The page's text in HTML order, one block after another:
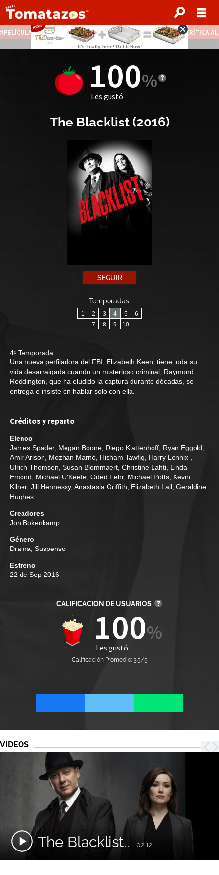
PELÍCULAS STREAMING GRATIS NOTICIAS DESTACADAS CRÍTICA
100
Les gustó
The Blacklist (2016)
SEGUIR
Temporadas:
1 2 3 4 5
6
7
8 9 10
4ᵒ Temporada
Una nueva perfiladora del FBI, Elizabeth Keen, tiene toda su
vida desarraigada cuando un misterioso criminal, Raymond
Reddington, que ha eludido la captura durante décadas, se
entrega e insiste en hablar solo con ella.
Créditos y reparto
Elenco
James Spader, Megan Boone Diego Klattenhoff Ryan Eggold
Amir Arison
Mozhan Marnò Hisham Tawfiq Harry Lennix
Ulrich Thomsen Susan Blommaert Christine Lahti Linda
Emond
Michael O'Keefe Oded Fehr, Michael Potts Kevin
Kilner, Jill Hennessy, Anastasia Griffith Elizabeth Lail Geraldine
Hughes
Creadores
Jon Bokenkamp
Género
Drama Suspenso
Estreno
22 de Sep 2016
CALIFICACIÓN DE USUARIOS
100
Les gustó
Calificación Promedio: 3.5/5
VIDEOS
The Blacklist... 02:12